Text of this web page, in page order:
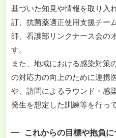
基づいた知見や情報を取り入
訂、抗菌薬適正使用支援チー
師、看護部リンクナース会の
す。
また、地域における感染対策
の対応力の向上のために連携
や、訪問によるラウンド・感
発生を想定した訓練等を行っ
これからの目標や抱負に